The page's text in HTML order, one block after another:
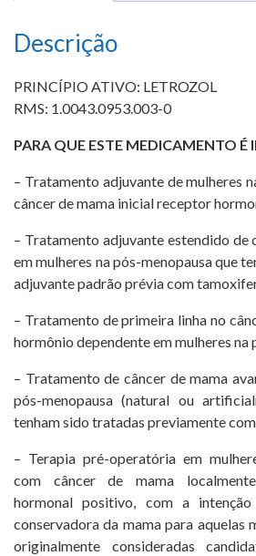
Descrição
PRINCÍPIO ATIVO: LETROZOL
RMS: 1.0043.0953.003-0
PARA QUE ESTE MEDICAMENTO É
– Tratamento adjuvante de mulheres
câncer de mama inicial receptor
– Tratamento adjuvante estendido de
em mulheres na pós-menopausa que
adjuvante padrão prévia com
– Tratamento de primeira linha no
hormônio dependente em mulheres na
– Tratamento de câncer de mama
pós-menopausa (natural ou
tenham sido tratadas previamente
– Terapia pré-operatória em
com câncer de mama
hormonal positivo, com a
conservadora da mama para aquelas
originalmente consideradas